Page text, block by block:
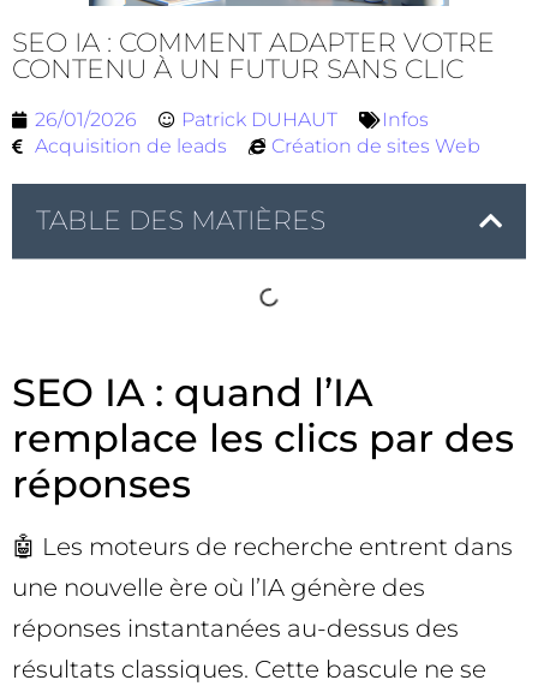
SEO IA : COMMENT ADAPTER VOTRE
CONTENU À UN FUTUR SANS CLIC
26/01/2026 Patrick DUHAUT
Infos
Acquisition de leads
Création de sites Web
TABLE DES MATIÈRES
SEO IA : quand l’IA
remplace les clics par des
réponses
🤖 Les moteurs de recherche entrent dans
une nouvelle ère où l’IA génère des
réponses instantanées au-dessus des
résultats classiques. Cette bascule ne se